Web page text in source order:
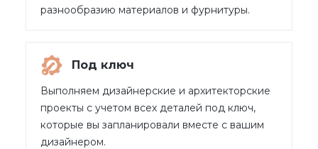
разнообразию материалов и фурнитуры.
Под ключ
Выполняем дизайнерские и архитекторские
проекты с учетом всех деталей под ключ,
которые вы запланировали вместе с вашим
дизайнером.